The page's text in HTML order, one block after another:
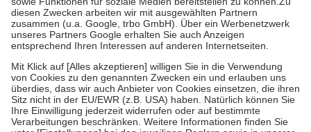
Kosten der Leistung zu entrichten.
Diese Regeln gelten grundsätzlich auch für Online-Apotheken.
Bei Heilmitteln und häuslicher Krankenpflege beträgt die
Zuzahlung zehn Prozent der Kosten sowie zehn Euro je
Verordnung.
Um das Engagement der Versicherten für ihre eigene Gesundheit zu
stärken und die besondere Stellung der Familie zu unterstützen,
fallenkeine Zuzahlungenan bei:
• Kindern und Jugendlichen bis zum vollendeten 18. Lebensjahr